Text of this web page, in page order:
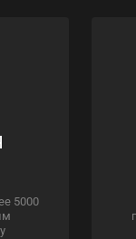
5000